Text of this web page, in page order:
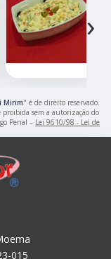
›
Mirim" é de direito reservado.
sem a autorização do
Penal – Lei 9610/98 - Lei de
015